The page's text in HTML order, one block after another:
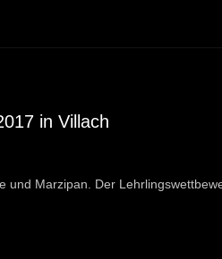
in Villach
und Marzipan. Der